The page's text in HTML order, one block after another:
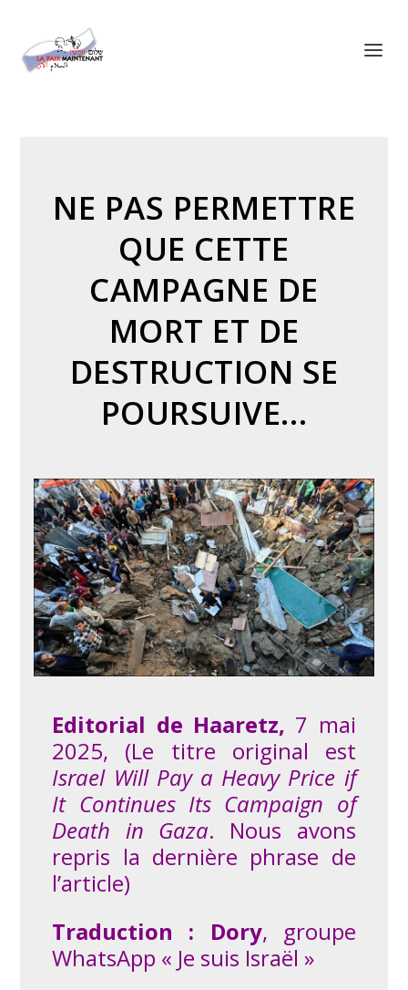
NE PAS PERMETTRE
QUE CETTE
CAMPAGNE DE
MORT ET DE
DESTRUCTION SE
POURSUIVE…
Editorial de Haaretz, 7 mai
2025, (Le titre original est
Israel Will Pay a Heavy Price if
It Continues Its Campaign of
Death in Gaza. Nous avons
repris la dernière phrase de
l’article)
Traduction :
Dory, groupe
WhatsApp « Je suis Israël »